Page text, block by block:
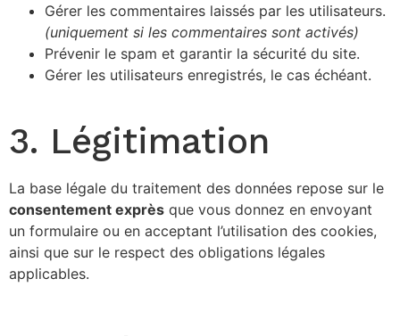
Gérer les commentaires laissés par les utilisateurs.
(uniquement si les commentaires sont activés)
Prévenir le spam et garantir la sécurité du site.
Gérer les utilisateurs enregistrés, le cas échéant.
3. Légitimation
La base légale du traitement des données repose sur le
consentement exprès que vous donnez en envoyant
un formulaire ou en acceptant l’utilisation des cookies,
ainsi que sur le respect des obligations légales
applicables.